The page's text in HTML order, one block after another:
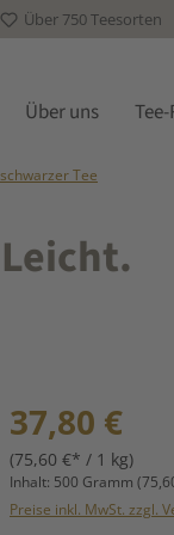
Über 750 Teesorten
Über uns
Tee
Regulärer Preis:
37,80 €
(75,60 €* / 1 kg)
Inhalt: 500 Gramm
Preise inkl. MwSt. zzgl.